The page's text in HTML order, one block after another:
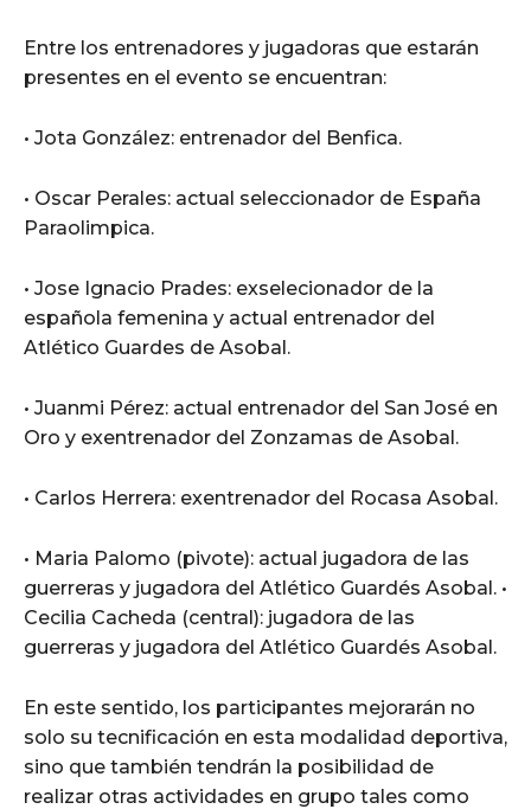
Entre los entrenadores y jugadoras que estarán
presentes en el evento se encuentran:
• Jota González: entrenador del Benfica.
• Oscar Perales: actual seleccionador de España
Paraolimpica.
• Jose Ignacio Prades: exselecionador de la
española femenina y actual entrenador del
Atlético Guardes de Asobal.
• Juanmi Pérez: actual entrenador del San José en
Oro y exentrenador del Zonzamas de Asobal.
• Carlos Herrera: exentrenador del Rocasa Asobal.
• Maria Palomo (pivote): actual jugadora de las
guerreras y jugadora del Atlético Guardés Asobal. •
Cecilia Cacheda (central): jugadora de las
guerreras y jugadora del Atlético Guardés Asobal.
En este sentido, los participantes mejorarán no
solo su tecnificación en esta modalidad deportiva,
sino que también tendrán la posibilidad de
realizar otras actividades en grupo tales como